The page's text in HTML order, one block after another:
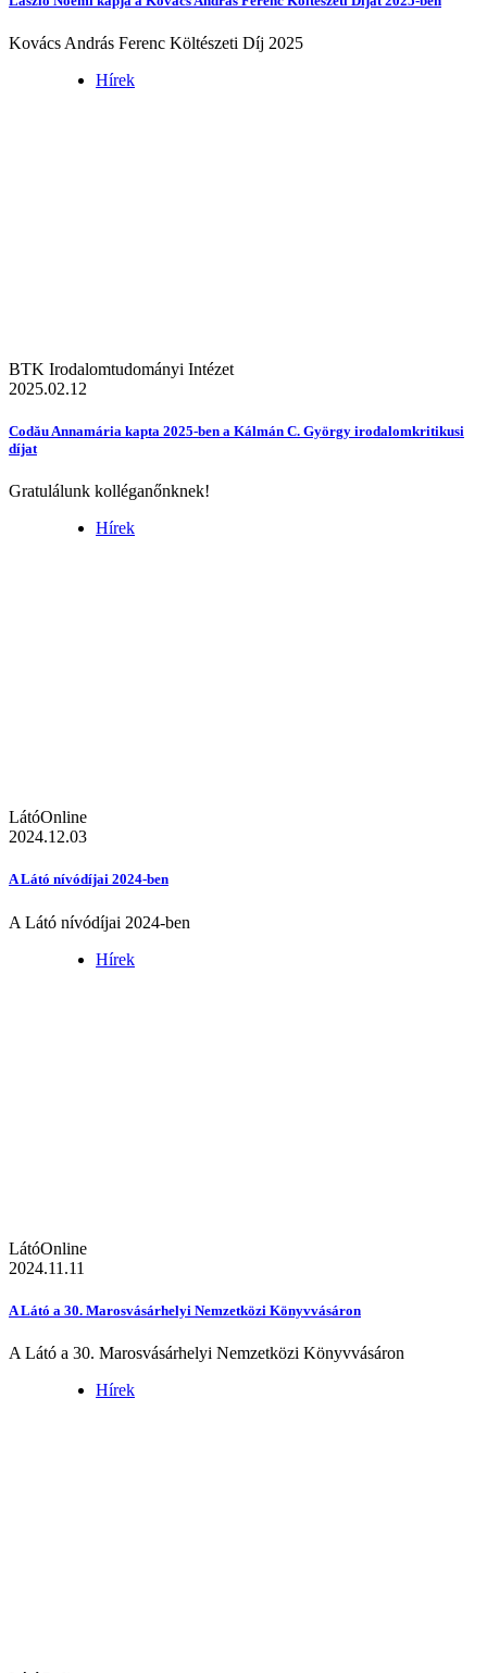
Kovács András Ferenc Költészeti Díj 2025
Hírek
BTK Irodalomtudományi Intézet
2025.02.12
Codău Annamária kapta 2025-ben a Kálmán C. György irodalomkritikusi
díjat
Gratulálunk kolléganőnknek!
Hírek
LátóOnline
2024.12.03
A Látó nívódíjai 2024-ben
A Látó nívódíjai 2024-ben
Hírek
LátóOnline
2024.11.11
A Látó a 30. Marosvásárhelyi Nemzetközi Könyvvásáron
A Látó a 30. Marosvásárhelyi Nemzetközi Könyvvásáron
Hírek